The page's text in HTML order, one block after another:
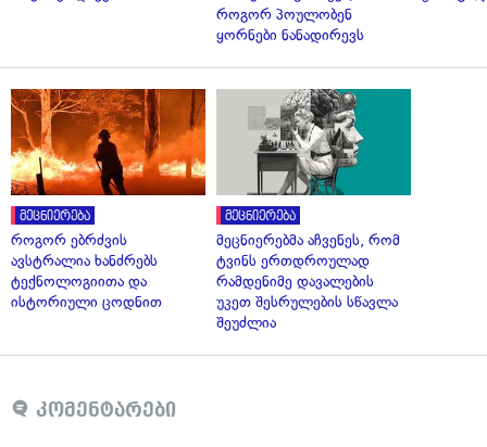
როგორ პოულობენ
ყორნები ნანადირევს
მეცნიერება
როგორ ებრძვის
ავსტრალია ხანძრებს
ტექნოლოგიითა და
ისტორიული ცოდნით
მეცნიერება
მეცნიერებმა აჩვენეს, რომ
ტვინს ერთდროულად
რამდენიმე დავალების
უკეთ შესრულების სწავლა
შეუძლია
კომენტარები